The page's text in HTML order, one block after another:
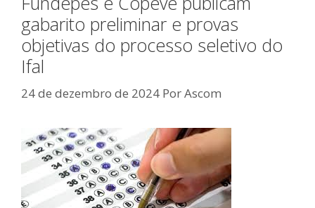
gabarito preliminar e provas
objetivas do processo seletivo do
Ifal
24 de dezembro de 2024 PorAscom